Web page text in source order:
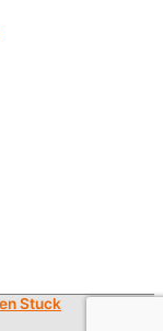
Stuck